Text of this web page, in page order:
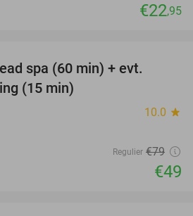
€22,95
spa (60 min) + evt.
(15 min)
10.0 star
Regulier €79
€49